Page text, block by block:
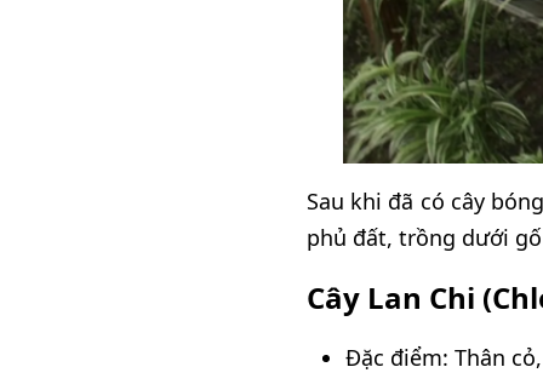
Sau khi đã có cây
phủ đất, trồng dưới
Cây Lan Chi
Đặc điểm: Thân